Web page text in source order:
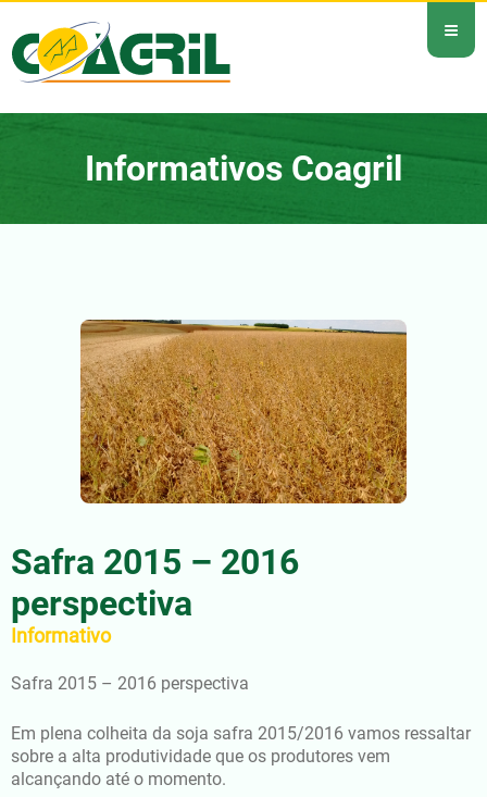
≡
Informativos Coagril
Safra 2015 – 2016
perspectiva
Informativo
Safra 2015 – 2016 perspectiva
Em plena colheita da soja safra 2015/2016 vamos ressaltar
sobre a alta produtividade que os produtores vem
alcançando até o momento.